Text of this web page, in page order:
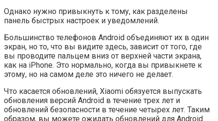
Однако нужно привыкнуть к тому, как разделены
панель быстрых настроек и уведомлений.
Большинство телефонов Android объединяют их в один
экран, но то, что вы видите здесь, зависит от того, где
вы проводите пальцем вниз от верхней части экрана,
как на iPhone. Это нормально, когда вы привыкнете к
этому, но на самом деле это ничего не делает.
Что касается обновлений, Xiaomi обязуется выпускать
обновления версий Android в течение трех лет и
обновлений безопасности в течение четырех лет. Таким
образом, вы можете ожидать обновлений для Android